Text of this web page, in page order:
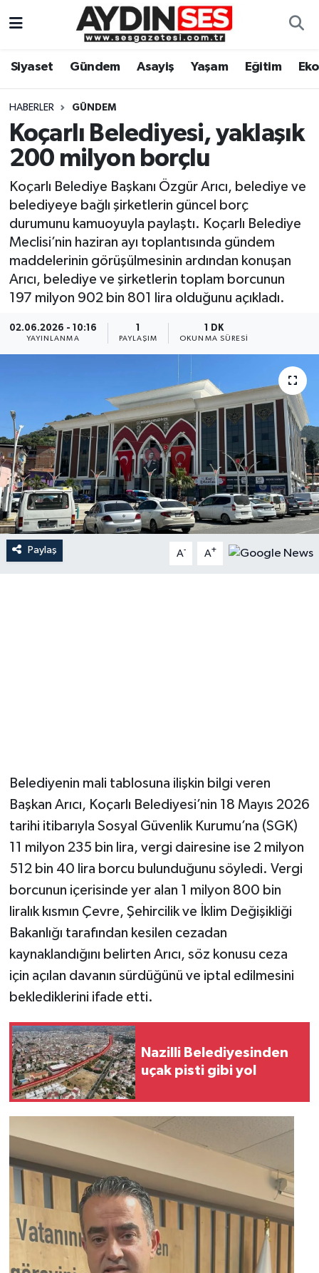
Siyaset Gündem Asayiş Yaşam Eğitim
HABERLER GÜNDEM
Koçarlı Belediyesi, yaklaşık
200 milyon borçlu
Koçarlı Belediye Başkanı Özgür Arıcı, belediye ve
belediyeye bağlı şirketlerin güncel borç
durumunu kamuoyuyla paylaştı. Koçarlı Belediye
Meclisi’nin haziran ayı toplantısında gündem
maddelerinin görüşülmesinin ardından konuşan
Arıcı, belediye ve şirketlerin toplam borcunun
197 milyon 902 bin 801 lira olduğunu açıkladı.
02.06.2026 - 10:16
YAYINLANMA PAYLAŞIM
1 DK
OKUNMA SÜRESI
Paylaş A- A+
Belediyenin mali tablosuna ilişkin bilgi veren
Başkan Arıcı, Koçarlı Belediyesi’nin 18 Mayıs 2026
tarihi itibarıyla Sosyal Güvenlik Kurumu’na (SGK)
11 milyon 235 bin lira, vergi dairesine ise 2 milyon
512 bin 40 lira borcu bulunduğunu söyledi. Vergi
borcunun içerisinde yer alan 1 milyon 800 bin
liralık kısmın Çevre, Şehircilik ve İklim Değişikliği
Bakanlığı tarafından kesilen cezadan
kaynaklandığını belirten Arıcı, söz konusu ceza
için açılan davanın sürdüğünü ve iptal edilmesini
beklediklerini ifade etti.
Nazilli Belediyesinden
uçak pisti gibi yol
Gündem
Siyaset
Ekonomi
Yaşam
Eğitim
Kültür Sanat
Spor
Aydın Hava Durumu
Aydin Namaz Vakitleri
Aydın Trafik Yoğunluk Haritası
Süper Lig Puan Durumu ve Fikstür
Tüm Manşetler
Son Dakika Haberleri
Haber Arşivi